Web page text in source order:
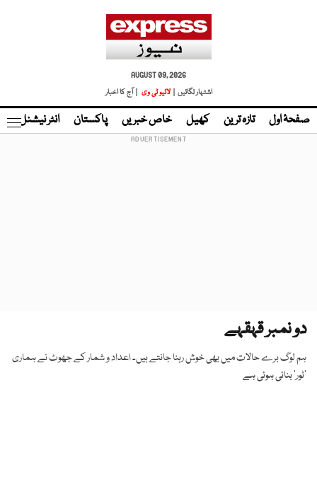
AUGUST 09, 2026
اشتہار لگائیں |
لائیو ٹی وی | آج کا اخبار
صفحۂ اول تازہ ترین کھیل خاص خبریں پاکستان انٹر نیشنل
دو نمبر قہقہے
ہم لوگ برے حالات میں بھی خوش رہنا جانتے ہیں۔ اعداد و شمار کے جھوٹ نے ہماری
’ٹور‘ بنائی ہوئی ہے